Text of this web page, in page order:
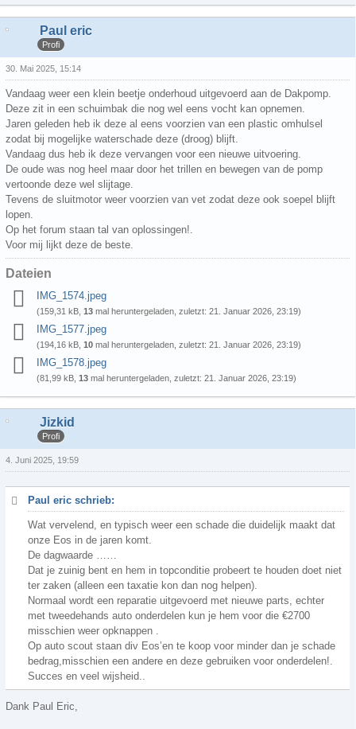
Paul eric
Profi
30. Mai 2025, 15:14
Vandaag weer een klein beetje onderhoud uitgevoerd aan de Dakpomp.
Deze zit in een schuimbak die nog wel eens vocht kan opnemen.
Jaren geleden heb ik deze al eens voorzien van een plastic omhulsel
zodat bij mogelijke waterschade deze (droog) blijft.
Vandaag dus heb ik deze vervangen voor een nieuwe uitvoering.
De oude was nog heel maar door het trillen en bewegen van de pomp
vertoonde deze wel slijtage.
Tevens de sluitmotor weer voorzien van vet zodat deze ook soepel blijft
lopen.
Op het forum staan tal van oplossingen!.
Voor mij lijkt deze de beste.
Dateien
IMG_1574.jpeg
(159,31 kB, 13 mal heruntergeladen, zuletzt: 21. Januar 2026, 23:19)
IMG_1577.jpeg
(194,16 kB, 10 mal heruntergeladen, zuletzt: 21. Januar 2026, 23:19)
IMG_1578.jpeg
(81,99 kB, 13 mal heruntergeladen, zuletzt: 21. Januar 2026, 23:19)
Jizkid
Profi
4. Juni 2025, 19:59
Paul eric schrieb:
Wat vervelend, en typisch weer een schade die duidelijk maakt dat
onze Eos in de jaren komt.
De dagwaarde ……
Dat je zuinig bent en hem in topconditie probeert te houden doet niet
ter zaken (alleen een taxatie kon dan nog helpen).
Normaal wordt een reparatie uitgevoerd met nieuwe parts, echter
met tweedehands auto onderdelen kun je hem voor die €2700
misschien weer opknappen .
Op auto scout staan div Eos’en te koop voor minder dan je schade
bedrag,misschien een andere en deze gebruiken voor onderdelen!.
Succes en veel wijsheid..
Dank Paul Eric,